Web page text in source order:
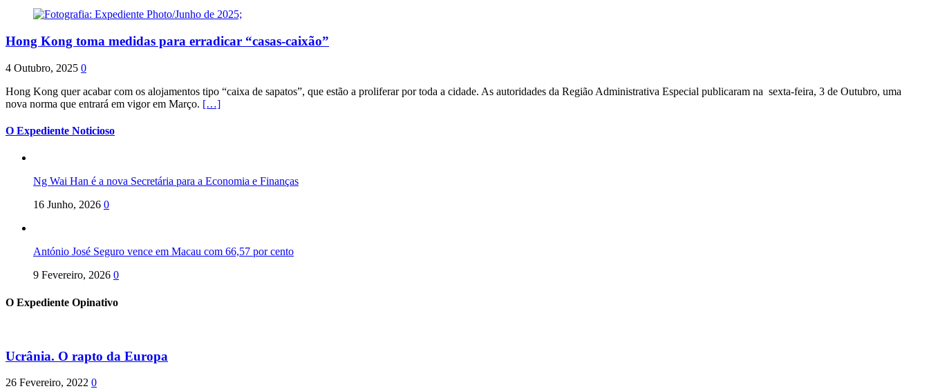
Hong Kong toma medidas para erradicar “casas-caixão”
4 Outubro, 2025 0
Hong Kong quer acabar com os alojamentos tipo “caixa de sapatos”, que estão a proliferar por toda a cidade. As autoridades da Região Administrativa Especial publicaram na sexta-feira, 3 de Outubro, uma
nova norma que entrará em vigor em Março. […]
O Expediente Noticioso
Ng Wai Han é a nova Secretária para a Economia e Finanças
16 Junho, 2026 0
António José Seguro vence em Macau com 66,57 por cento
9 Fevereiro, 2026 0
O Expediente Opinativo
Ucrânia. O rapto da Europa
26 Fevereiro, 2022 0